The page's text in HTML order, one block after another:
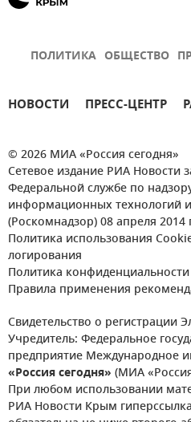
ПОЛИТИКА ОБЩЕСТВО
НОВОСТИ ПРЕСС-ЦЕНТР
© 2026 МИА «Россия сегодня»
Сетевое издание РИА Новости
Федеральной службе по
информационных технологий
(Роскомнадзор) 08 апреля 2014
Политика использования
логирования
Политика конфиденциальности
Правила применения
Свидетельство о регистрации
Учредитель: Федеральное
предприятие Международное
«Россия сегодня» (МИА
При любом использовании
РИА Новости Крым